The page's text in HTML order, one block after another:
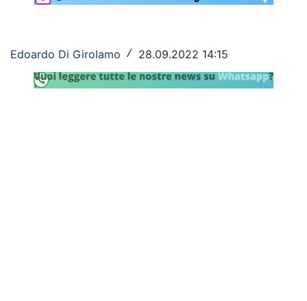
Primavera
Lazio Women
Edoardo Di Girolamo / 28.09.2022 14:15